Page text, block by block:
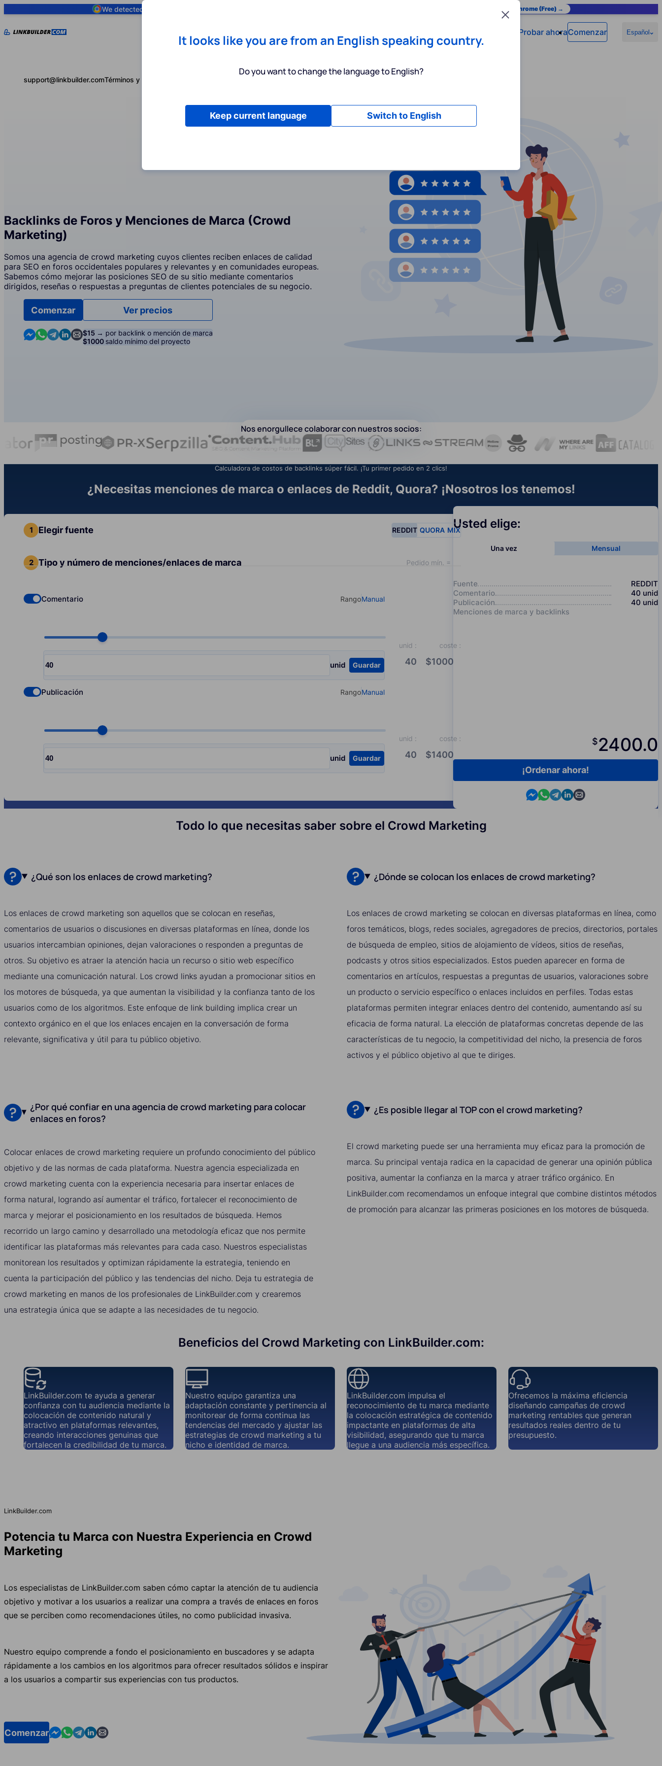
We detected you are using Add to Chrome (Free) →
Probar ahoraComenzar Español
support@linkbuilder.comTérminos y condiciones
Backlinks de Foros y Menciones de Marca (Crowd
Marketing)
Somos una agencia de crowd marketing cuyos clientes reciben enlaces de calidad
para SEO en foros occidentales populares y relevantes y en comunidades europeas.
Sabemos cómo mejorar las posiciones SEO de su sitio mediante comentarios
dirigidos, reseñas o respuestas a preguntas de clientes potenciales de su negocio.
Comenzar
Contact us in Messenger
Contact us in WhatsApp
Contact us in Telegram
Contact us in Linkedin
Contact us by email
Ver precios
$15 → por backlink o mención de marca
$1000 saldo mínimo del proyecto
Nos enorgullece colaborar con nuestros socios:
Calculadora de costos de backlinks súper fácil. ¡Tu primer pedido en 2 clics!
¿Necesitas menciones de marca o enlaces de Reddit, Quora? ¡Nosotros los tenemos!
Elegir fuente REDDIT QUORA MIX
Tipo y número de menciones/enlaces de marca Pedido mín. = 20
Check if you want to select Dofollow backlinks
Comentario Select your type of input
RangoManual
Choose quantity, pcs
unid
Input quantity, pcs Guardar
unid :
40
coste :
$1000.0
Check if you want to select Nofollow backlinks
Publicación Select your type of input
RangoManual
Choose quantity, pcs
unid
Input quantity, pcs Guardar
unid :
40
coste :
$1400.0
Usted elige:
Una vez Mensual
Fuente
REDDIT
Comentario
40 unid
Publicación
40 unid
Menciones de marca y backlinks
$2400.0
Contact us in Messenger
Contact us in WhatsApp
Contact us in Telegram
Contact us in Viber
Contact us by email
¡Ordenar ahora!
Todo lo que necesitas saber sobre el Crowd Marketing
¿Qué son los enlaces de crowd marketing?
Los enlaces de crowd marketing son aquellos que se colocan en reseñas,
comentarios de usuarios o discusiones en diversas plataformas en línea, donde los
usuarios intercambian opiniones, dejan valoraciones o responden a preguntas de
otros. Su objetivo es atraer la atención hacia un recurso o sitio web específico
mediante una comunicación natural. Los crowd links ayudan a promocionar sitios en
los motores de búsqueda, ya que aumentan la visibilidad y la confianza tanto de los
usuarios como de los algoritmos. Este enfoque de link building implica crear un
contexto orgánico en el que los enlaces encajen en la conversación de forma
relevante, significativa y útil para tu público objetivo.
¿Dónde se colocan los enlaces de crowd marketing?
Los enlaces de crowd marketing se colocan en diversas plataformas en línea, como
foros temáticos, blogs, redes sociales, agregadores de precios, directorios, portales
de búsqueda de empleo, sitios de alojamiento de vídeos, sitios de reseñas,
podcasts y otros sitios especializados. Estos pueden aparecer en forma de
comentarios en artículos, respuestas a preguntas de usuarios, valoraciones sobre
un producto o servicio específico o enlaces incluidos en perfiles. Todas estas
plataformas permiten integrar enlaces dentro del contenido, aumentando así su
eficacia de forma natural. La elección de plataformas concretas depende de las
características de tu negocio, la competitividad del nicho, la presencia de foros
activos y el público objetivo al que te diriges.
¿Por qué confiar en una agencia de crowd marketing para colocar
enlaces en foros?
Colocar enlaces de crowd marketing requiere un profundo conocimiento del público
objetivo y de las normas de cada plataforma. Nuestra agencia especializada en
crowd marketing cuenta con la experiencia necesaria para insertar enlaces de
forma natural, logrando así aumentar el tráfico, fortalecer el reconocimiento de
marca y mejorar el posicionamiento en los resultados de búsqueda. Hemos
recorrido un largo camino y desarrollado una metodología eficaz que nos permite
identificar las plataformas más relevantes para cada caso. Nuestros especialistas
monitorean los resultados y optimizan rápidamente la estrategia, teniendo en
cuenta la participación del público y las tendencias del nicho. Deja tu estrategia de
crowd marketing en manos de los profesionales de LinkBuilder.com y crearemos
una estrategia única que se adapte a las necesidades de tu negocio.
¿Es posible llegar al TOP con el crowd marketing?
El crowd marketing puede ser una herramienta muy eficaz para la promoción de
marca. Su principal ventaja radica en la capacidad de generar una opinión pública
positiva, aumentar la confianza en la marca y atraer tráfico orgánico. En
LinkBuilder.com recomendamos un enfoque integral que combine distintos métodos
de promoción para alcanzar las primeras posiciones en los motores de búsqueda.
Beneficios del Crowd Marketing con LinkBuilder.com:
LinkBuilder.com te ayuda a generar
confianza con tu audiencia mediante la
colocación de contenido natural y
atractivo en plataformas relevantes,
creando interacciones genuinas que
fortalecen la credibilidad de tu marca.
Nuestro equipo garantiza una
adaptación constante y pertinencia al
monitorear de forma continua las
tendencias del mercado y ajustar las
estrategias de crowd marketing a tu
nicho e identidad de marca.
LinkBuilder.com impulsa el
reconocimiento de tu marca mediante
la colocación estratégica de contenido
impactante en plataformas de alta
visibilidad, asegurando que tu marca
llegue a una audiencia más específica.
Ofrecemos la máxima eficiencia
diseñando campañas de crowd
marketing rentables que generan
resultados reales dentro de tu
presupuesto.
LinkBuilder.com
Potencia tu Marca con Nuestra Experiencia en Crowd
Marketing
Los especialistas de LinkBuilder.com saben cómo captar la atención de tu audiencia
objetivo y motivar a los usuarios a realizar una compra a través de enlaces en foros
que se perciben como recomendaciones útiles, no como publicidad invasiva.
Nuestro equipo comprende a fondo el posicionamiento en buscadores y se adapta
rápidamente a los cambios en los algoritmos para ofrecer resultados sólidos e inspirar
a los usuarios a compartir sus experiencias con tus productos.
ComenzarContact us in Messenger
Contact us in WhatsApp
Contact us in Telegram
Contact us in Linkedin
Contact us by email
Close
It looks like you are from an English speaking country.
Do you want to change the language to English?
Switch to English
Keep current language